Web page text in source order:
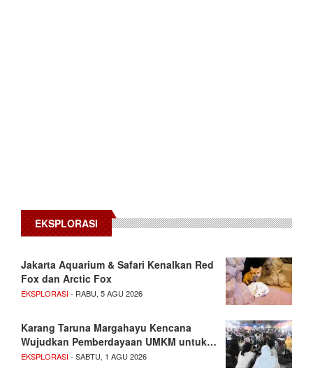
EKSPLORASI
Jakarta Aquarium & Safari Kenalkan Red
Fox dan Arctic Fox
EKSPLORASI- RABU, 5 AGU 2026
Karang Taruna Margahayu Kencana
Wujudkan Pemberdayaan UMKM untuk…
EKSPLORASI- SABTU, 1 AGU 2026